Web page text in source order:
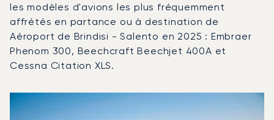
les modèles d'avions les plus fréquemment
affrétés en partance ou à destination de
Aéroport de Brindisi - Salento en 2025 : Embraer
Phenom 300, Beechcraft Beechjet 400A et
Cessna Citation XLS.
Photo de l'aéronefModèle d'aéronef
Vitesse (km/h)
Vitesse (nœuds)